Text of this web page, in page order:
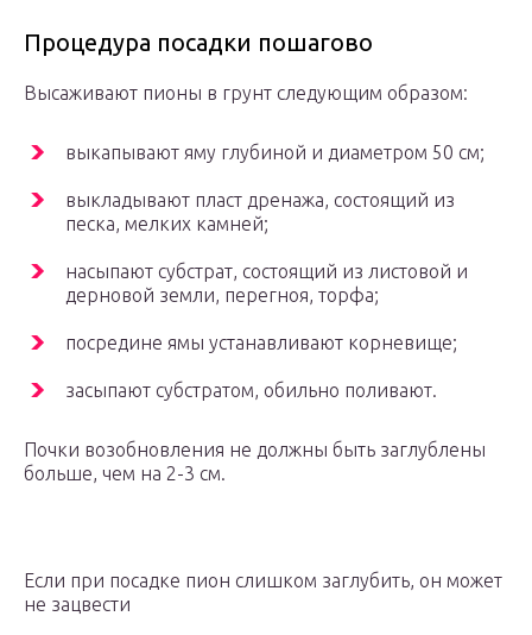
Процедура посадки пошагово
Высаживают пионы в грунт следующим образом:
выкапывают яму глубиной и диаметром 50 см;
выкладывают пласт дренажа, состоящий из
песка, мелких камней;
насыпают субстрат, состоящий из листовой и
дерновой земли, перегноя, торфа;
посредине ямы устанавливают корневище;
засыпают субстратом, обильно поливают.
Почки возобновления не должны быть заглублены
больше, чем на 2-3 см.
Если при посадке пион слишком заглубить, он может
не зацвести